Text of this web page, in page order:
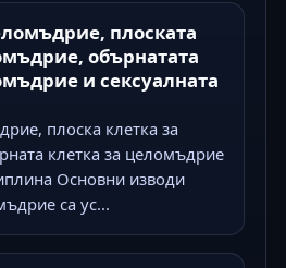
плоската
обърнатата
и сексуалната
плоска клетка за
клетка за целомъдрие
Основни изводи
са ус...